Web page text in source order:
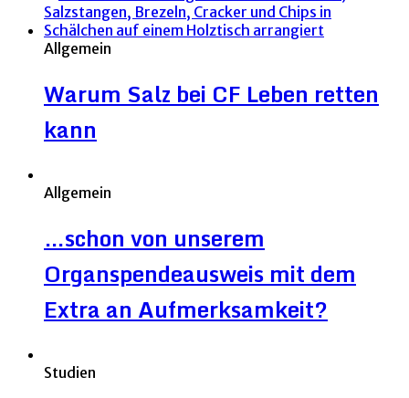
Allgemein
Warum Salz bei CF Leben retten
kann
Allgemein
…schon von unserem
Organspendeausweis mit dem
Extra an Aufmerksamkeit?
Studien